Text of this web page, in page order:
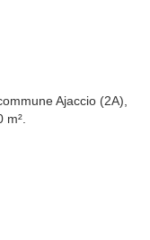
Ajaccio (2A),